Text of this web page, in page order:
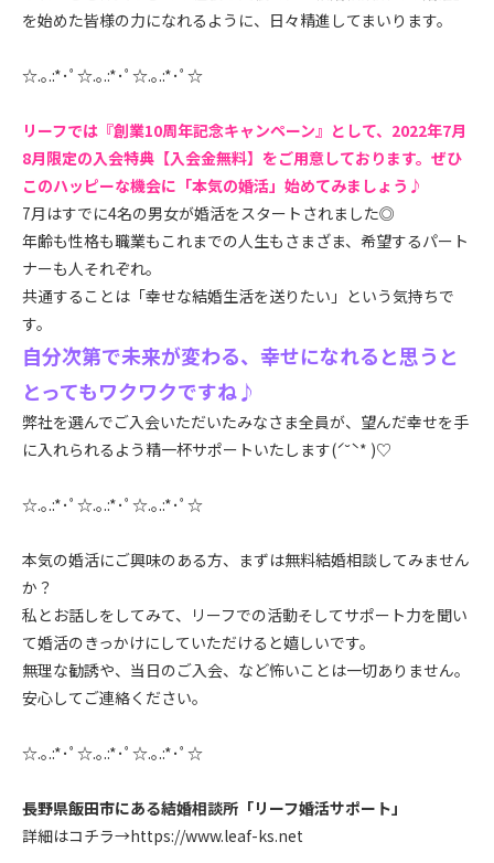
を始めた皆様の力になれるように、日々精進してまいります。
☆.｡.:*･ﾟ☆.｡.:*･ﾟ☆.｡.:*･ﾟ☆
リーフでは『創業10周年記念キャンペーン』として、2022年7月
8月限定の入会特典【入会金無料】をご用意しております。ぜひ
このハッピーな機会に「本気の婚活」始めてみましょう♪
7月はすでに4名の男女が婚活をスタートされました◎
年齢も性格も職業もこれまでの人生もさまざま、希望するパート
ナーも人それぞれ。
共通することは「幸せな結婚生活を送りたい」という気持ちで
す。
自分次第で未来が変わる、幸せになれると思うと
とってもワクワクですね♪
弊社を選んでご入会いただいたみなさま全員が、望んだ幸せを手
に入れられるよう精一杯サポートいたします(ˊ˘ˋ* )♡
☆.｡.:*･ﾟ☆.｡.:*･ﾟ☆.｡.:*･ﾟ☆
本気の婚活にご興味のある方、まずは無料結婚相談してみません
か？
私とお話しをしてみて、リーフでの活動そしてサポート力を聞い
て婚活のきっかけにしていただけると嬉しいです。
無理な勧誘や、当日のご入会、など怖いことは一切ありません。
安心してご連絡ください。
☆.｡.:*･ﾟ☆.｡.:*･ﾟ☆.｡.:*･ﾟ☆
長野県飯田市にある結婚相談所「リーフ婚活サポート」
詳細はコチラ→https://www.leaf-ks.net